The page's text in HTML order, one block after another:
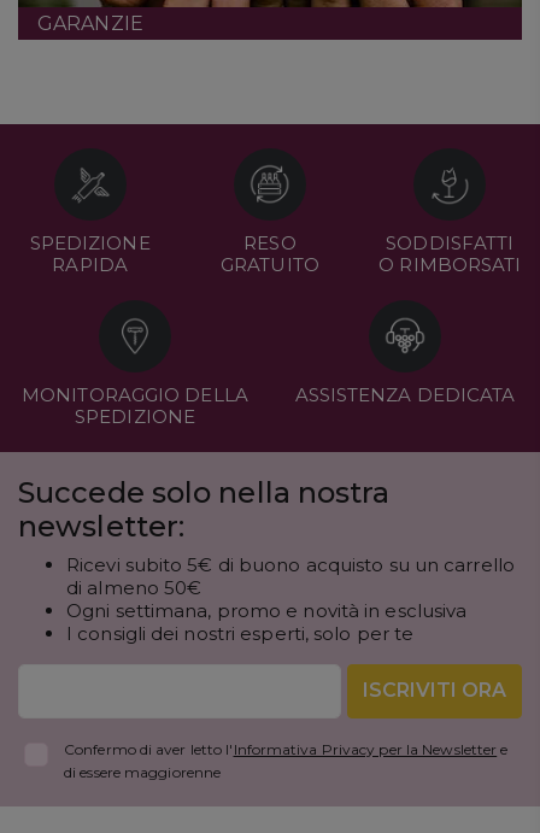
GARANZIE
SPEDIZIONE
RAPIDA
RESO
GRATUITO
SODDISFATTI
O RIMBORSATI
MONITORAGGIO DELLA
SPEDIZIONE
ASSISTENZA DEDICATA
Succede solo nella nostra
newsletter:
Ricevi subito 5€ di buono acquisto su un carrello
di almeno 50€
Ogni settimana, promo e novità in esclusiva
I consigli dei nostri esperti, solo per te
ISCRIVITI ORA
Confermo di aver letto l' Informativa Privacy per la Newsletter e
di essere maggiorenne